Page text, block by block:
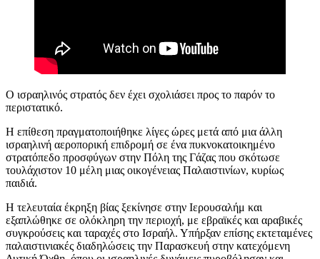
Ο ισραηλινός στρατός δεν έχει σχολιάσει προς το παρόν το
περιστατικό.
Η επίθεση πραγματοποιήθηκε λίγες ώρες μετά από μια άλλη
ισραηλινή αεροπορική επιδρομή σε ένα πυκνοκατοικημένο
στρατόπεδο προσφύγων στην Πόλη της Γάζας που σκότωσε
τουλάχιστον 10 μέλη μιας οικογένειας Παλαιστινίων, κυρίως
παιδιά.
Η τελευταία έκρηξη βίας ξεκίνησε στην Ιερουσαλήμ και
εξαπλώθηκε σε ολόκληρη την περιοχή, με εβραϊκές και αραβικές
συγκρούσεις και ταραχές στο Ισραήλ. Υπήρξαν επίσης εκτεταμένες
παλαιστινιακές διαδηλώσεις την Παρασκευή στην κατεχόμενη